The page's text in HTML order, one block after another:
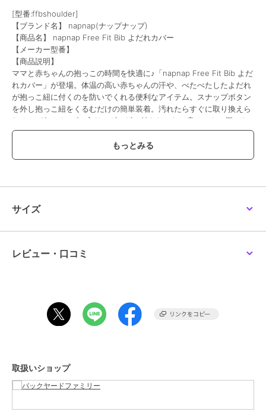
[型番:ffbshoulder]
【ブランド名】 napnap(ナップナップ)
【商品名】 napnap Free Fit Bib よだれカバー
【メーカー型番】
【商品説明】
ママと赤ちゃんの抱っこの時間を快適に♪「napnap Free Fit Bib よだ
れカバー」が登場。体温の高い赤ちゃんの汗や、べたべたしたよだれ
が抱っこ紐に付くのを防いでくれる便利なアイテム。スナップボタン
を外し抱っこ紐をくるむだけの簡単装着。汚れたらすぐに取り換えら
れるのがGood。ゴム入りのギャザー付きだから、肩ベルトの厚みを
気にすることなく、様々な抱っこ紐に取付可能。頬ずりしたくなるよ
うな肌触りのコットン素材を表生地に使用♪デリケートな赤ちゃんの
肌に優しい、厚みのあるふわふわもちもちな作りが◎抱っこ紐に併せ
[中綿]ポリエステル
【生産国】 中国
※サイズは当店計測の実寸サイズです。実際の商品ならびにメーカー
【注意点】
洗濯機 可乾燥機 不可ドライクリーニング 不可長時間日光にあたった
来の目的以外にはご使用にならないで下さい。カメラやモニターの性
質により、画像と実物の色の違いがある場合がございますのでご理解
サイズ
レビュー・口コミ
取扱いショップ